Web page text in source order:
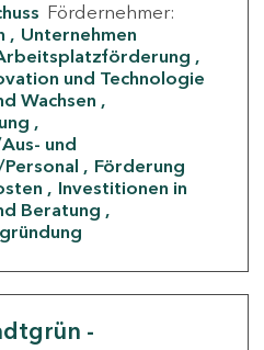
Fördernehmer:
Unternehmen
und Technologie
Wachsen
und
Förderung
Investitionen in
Beratung
-